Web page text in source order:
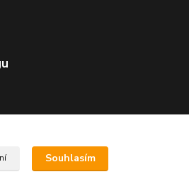
Souhlasím